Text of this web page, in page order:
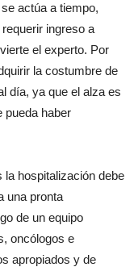
actúa a tiempo,
ingreso a
el experto. Por
la costumbre de
día, ya que el alza es
pueda haber
la hospitalización debe
una pronta
de un equipo
oncólogos e
apropiados y de